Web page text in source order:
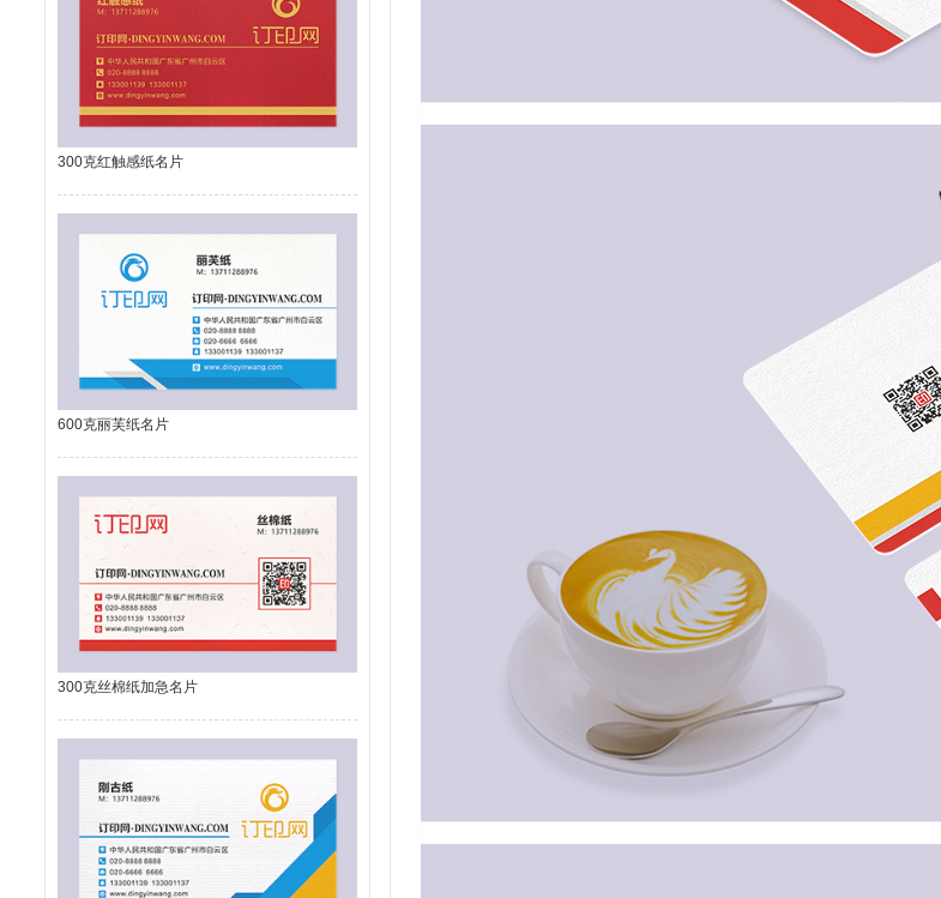
300克红触感纸名片
600克丽芙纸名片
300克丝棉纸加急名片